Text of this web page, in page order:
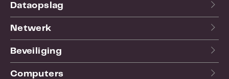
Dataopslag
Netwerk
Beveiliging
Computers